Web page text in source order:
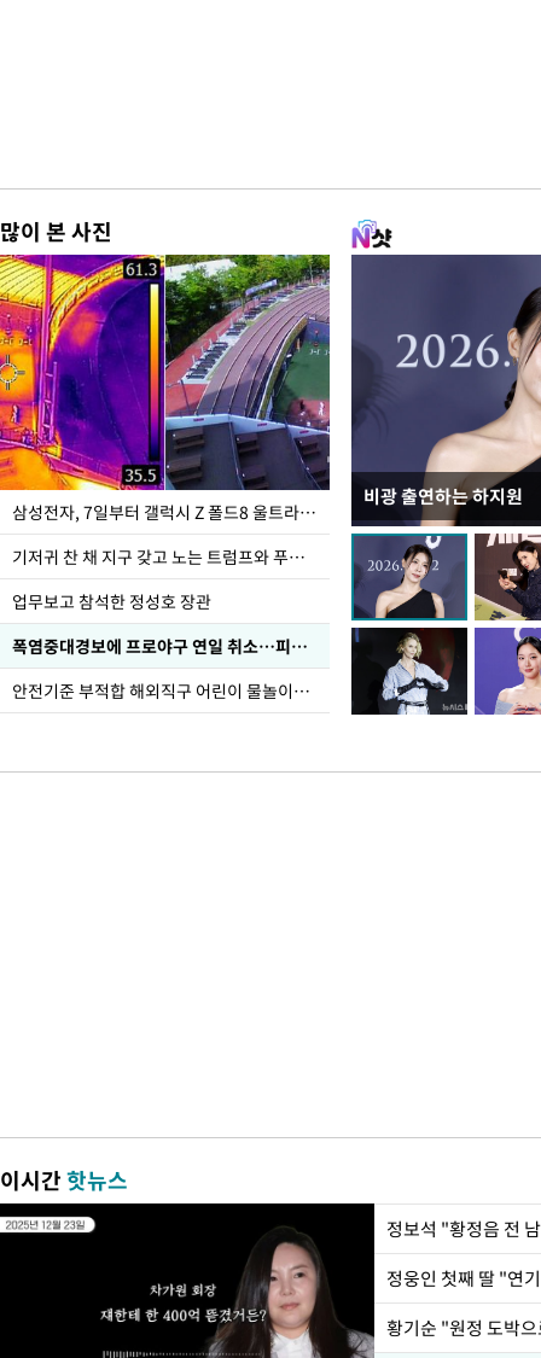
많이 본 사진
삼성전자, 7일부터 갤럭시 Z 폴드8 울트라·폴드8·플립8 출시
기저귀 찬 채 지구 갖고 노는 트럼프와 푸틴 형상 미로
업무보고 참석한 정성호 장관
폭염중대경보에 프로야구 연일 취소…피칭 연습장 '52도'
안전기준 부적합 해외직구 어린이 물놀이용품 판매 중단 요청한 서울시
비광 출연하는 하지원
이재명 대통령, "수사
선 다해 강구해야"
이시간핫뉴스
정웅인 첫째 딸 "연
황기순 "원정 도박